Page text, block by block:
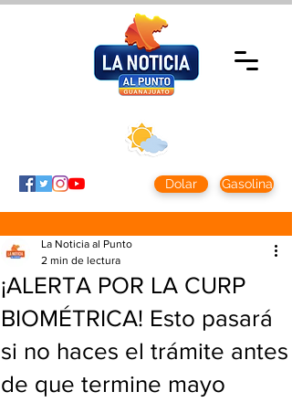
Dolar Gasolina
¡ALERTA POR LA CURP
BIOMÉTRICA! Esto pasará
si no haces el trámite antes
de que termine mayo
La Noticia al Punto
2 min de lectura